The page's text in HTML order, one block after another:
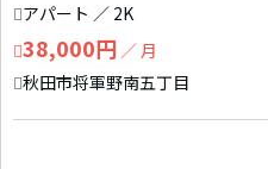
アパート ／ 2K
38,000円 ／ 月
秋田市将軍野南五丁目